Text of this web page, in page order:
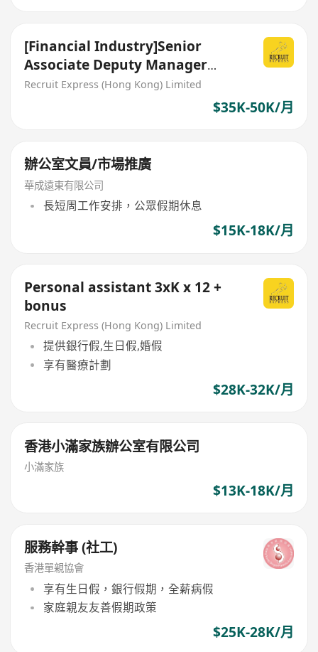
[Financial Industry]Senior
Associate Deputy Manager
(Outreach Event team)
Recruit Express (Hong Kong) Limited
$35K-50K/月
辦公室文員/市場推廣
華成遠東有限公司
長短周工作安排，公眾假期休息
$15K-18K/月
Personal assistant 3xK x 12 +
bonus
Recruit Express (Hong Kong) Limited
提供銀行假,生日假,婚假
享有醫療計劃
$28K-32K/月
香港小滿家族辦公室有限公司
小滿家族
$13K-18K/月
服務幹事 (社工)
香港單親協會
享有生日假，銀行假期，全薪病假
家庭親友友善假期政策
$25K-28K/月